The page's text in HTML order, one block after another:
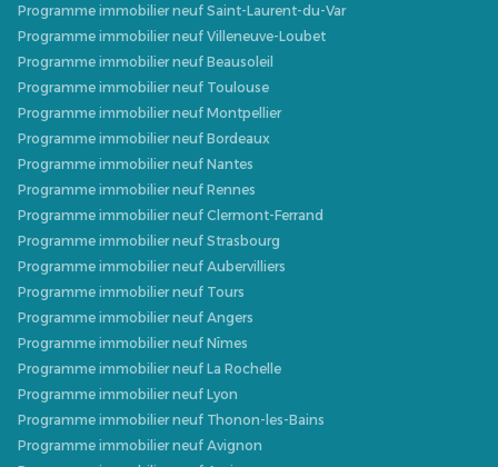
Programme immobilier neuf Saint-Laurent-du-Var
Programme immobilier neuf Villeneuve-Loubet
Programme immobilier neuf Beausoleil
Programme immobilier neuf Toulouse
Programme immobilier neuf Montpellier
Programme immobilier neuf Bordeaux
Programme immobilier neuf Nantes
Programme immobilier neuf Rennes
Programme immobilier neuf Clermont-Ferrand
Programme immobilier neuf Strasbourg
Programme immobilier neuf Aubervilliers
Programme immobilier neuf Tours
Programme immobilier neuf Angers
Programme immobilier neuf Nîmes
Programme immobilier neuf La Rochelle
Programme immobilier neuf Lyon
Programme immobilier neuf Thonon-les-Bains
Programme immobilier neuf Avignon